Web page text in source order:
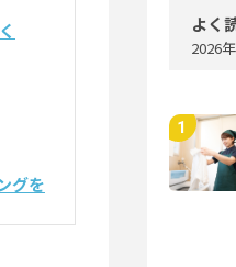
グを
よく
2026